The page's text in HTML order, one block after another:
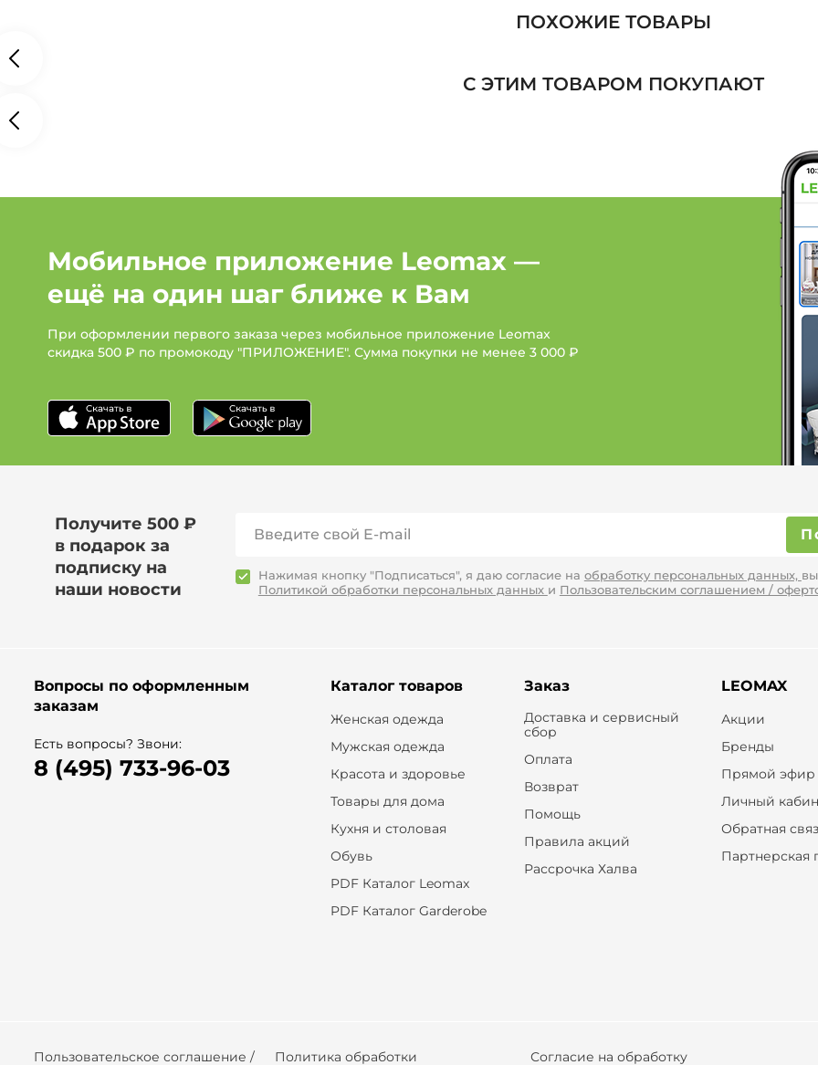
Туфли, босоножки,
40
Туфли, босоножки,
Туфли, босоножки,
Женская обувь: Бренд
Женская обувь: Бренд
Женская обувь: Бренд
ПОХОЖИЕ ТОВАРЫ
С ЭТИМ ТОВАРОМ ПОКУПАЮТ
Мобильное приложение Leomax —
ещё на один шаг ближе к Вам
При оформлении первого заказа через мобильное приложение Leomax
скидка 500 ₽ по промокоду "ПРИЛОЖЕНИЕ". Сумма покупки не менее 3 000 ₽
Получите 500 ₽
в подарок за
подписку на
наши новости
Нажимая кнопку "Подписаться", я даю согласие на обработку персональных данных,
Политикой обработки персональных данных и Пользовательским соглашением /
Вопросы по оформленным
заказам
Есть вопросы? Звони:
8 (495) 733-96-03
Каталог товаров
Женская одежда
Мужская одежда
Красота и здоровье
Товары для дома
Кухня и столовая
Обувь
PDF Каталог Leomax
PDF Каталог Garderobe
Заказ
Доставка и сервисный
сбор
Оплата
Возврат
Помощь
Правила акций
Рассрочка Халва
LEOMAX
Акции
Бренды
Прямой эфир
Личный
Обратная
Партнерская
Пользовательское соглашение /
Политика обработки
Согласие на обработку